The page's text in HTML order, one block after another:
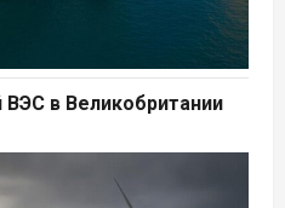
в Великобритании